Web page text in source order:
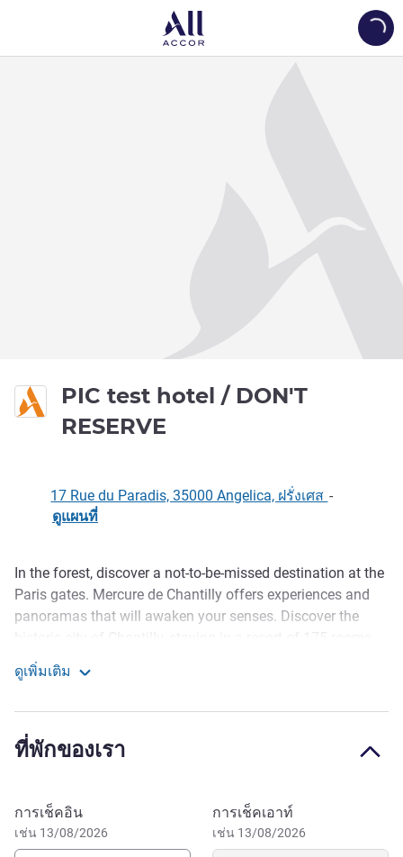
PIC test hotel / DON'T
RESERVE
17 Rue du Paradis, 35000 Angelica, ฝรั่งเศส -
ดูแผนที่
รายละเอียด
In the forest, discover a not-to-be-missed destination at the
Paris gates. Mercure de Chantilly offers experiences and
panoramas that will awaken your senses. Discover the
and 25 suites, with ou tdoor pool, fitness room, golf, dining
areas offering varied culinary courses (2 restaurants, 1 bar
At the gates of Paris. 5 minutes from Domaine de Chantilly,
Hippodrome and the great stables. Best rate guaranteed.
Exclusive offers. DWSEO2 at the gates of Paris. 5 minutes
from Domaine de Chantilly, Hippodrome and the great
stables. Best rate guaranteed. Restaurants, bar, heated
ดูเพิ่มเติม
ที่พักของเรา
จองโรงแรมนี้
การเช็คอิน
เช่น 13/08/2026
การเช็คเอาท์
เช่น 13/08/2026